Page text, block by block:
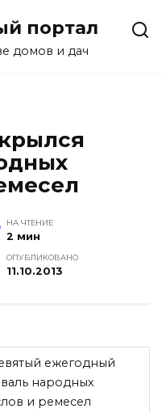
портал
домов и дач
НА ЧТЕНИЕ
2 мин
ОПУБЛИКОВАНО
11.10.2013
ежегодный
народных
и ремесел